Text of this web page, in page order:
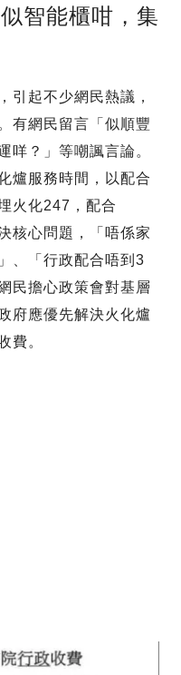
智能櫃咁，集
引起不少網民熱議，
有網民留言「似順豐
咩？」等嘲諷言論。
爐服務時間，以配合
火化247，配合
核心問題，「唔係家
、「行政配合唔到3
民擔心政策會對基層
府應優先解決火化爐
費。